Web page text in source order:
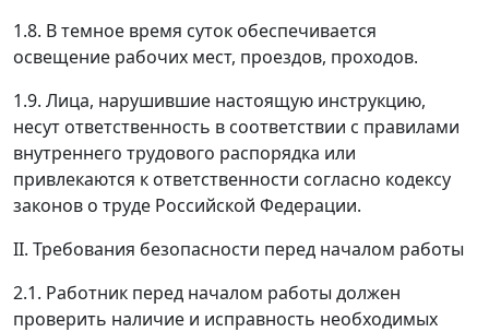
1.8. В темное время суток обеспечивается
освещение рабочих мест, проездов, проходов.
1.9. Лица, нарушившие настоящую инструкцию,
несут ответственность в соответствии с правилами
внутреннего трудового распорядка или
привлекаются к ответственности согласно кодексу
законов о труде Российской Федерации.
II. Требования безопасности перед началом работы
2.1. Работник перед началом работы должен
проверить наличие и исправность необходимых